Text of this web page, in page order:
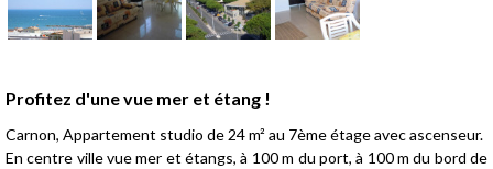
Présentation
Profitez d'une vue mer et étang !
Carnon, Appartement studio de 24 m² au 7ème étage avec ascenseur.
En centre ville vue mer et étangs, à 100 m du port, à 100 m du bord de